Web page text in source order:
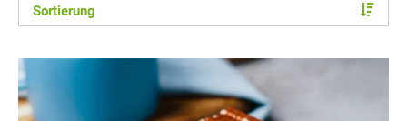
Sortierung